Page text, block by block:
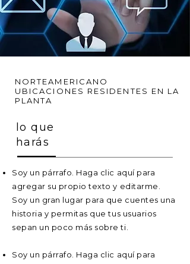
NORTEAMERICANO
UBICACIONES RESIDENTES EN LA
PLANTA
lo que
harás
Soy un párrafo. Haga clic aquí para
agregar su propio texto y editarme.
Soy un gran lugar para que cuentes una
historia y permitas que tus usuarios
sepan un poco más sobre ti.
Soy un párrafo. Haga clic aquí para